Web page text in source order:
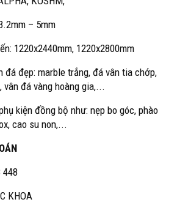
– 5mm
1220x2440mm, 1220x2800mm
đá đẹp: marble trắng, đá vân tia chớp,
vân đá vàng hoàng gia,...
kiện đồng bộ như: nẹp bo góc, phào
cao su non,...
448
KHOA